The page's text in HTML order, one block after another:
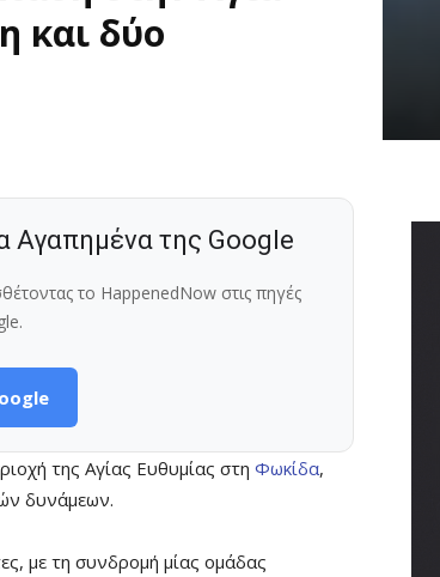
και δύο
Αγαπημένα της Google
το HappenedNow στις πηγές
της Αγίας Ευθυμίας στη Φωκίδα,
δυνάμεων.
με τη συνδρομή μίας ομάδας